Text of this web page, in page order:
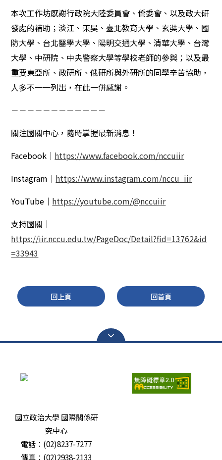
本次工作坊感謝行政院大陸委員會、僑委會、以及政大研
發處的補助；淡江、東吳、臺北教育大學、玄奘大學、國
防大學、台北醫學大學、陽明交通大學、清華大學、台灣
大學、中研院、中央警察大學等學校老師的參與；以及最
重要東亞所、政研所、俄研所與外研所的同學辛苦協助，
人多不一一列出，在此一併感謝。
－－－－－－－－－－－－
關注國關中心，隨時掌握最新消息！
Facebook｜ https://www.facebook.com/nccuiir
Instagram｜ https://www.instagram.com/nccu_iir
YouTube｜ https://youtube.com/@nccuiir
支持國關｜
https://iir.nccu.edu.tw/PageDoc/Detail?fid=13762&id
=33943
回上頁 回首頁
國立政治大學 國際關係研
究中心
電話：(02)8237-7277
傳真：(02)2938-2133